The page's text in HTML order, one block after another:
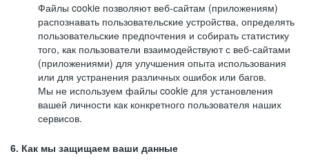
Файлы cookie позволяют веб-сайтам (приложениям)
распознавать пользовательские устройства, определять
пользовательские предпочтения и собирать статистику
того, как пользователи взаимодействуют с веб-сайтами
(приложениями) для улучшения опыта использования
или для устранения различных ошибок или багов.
Мы не используем файлы cookie для установления
вашей личности как конкретного пользователя наших
сервисов.
6. Как мы защищаем ваши данные